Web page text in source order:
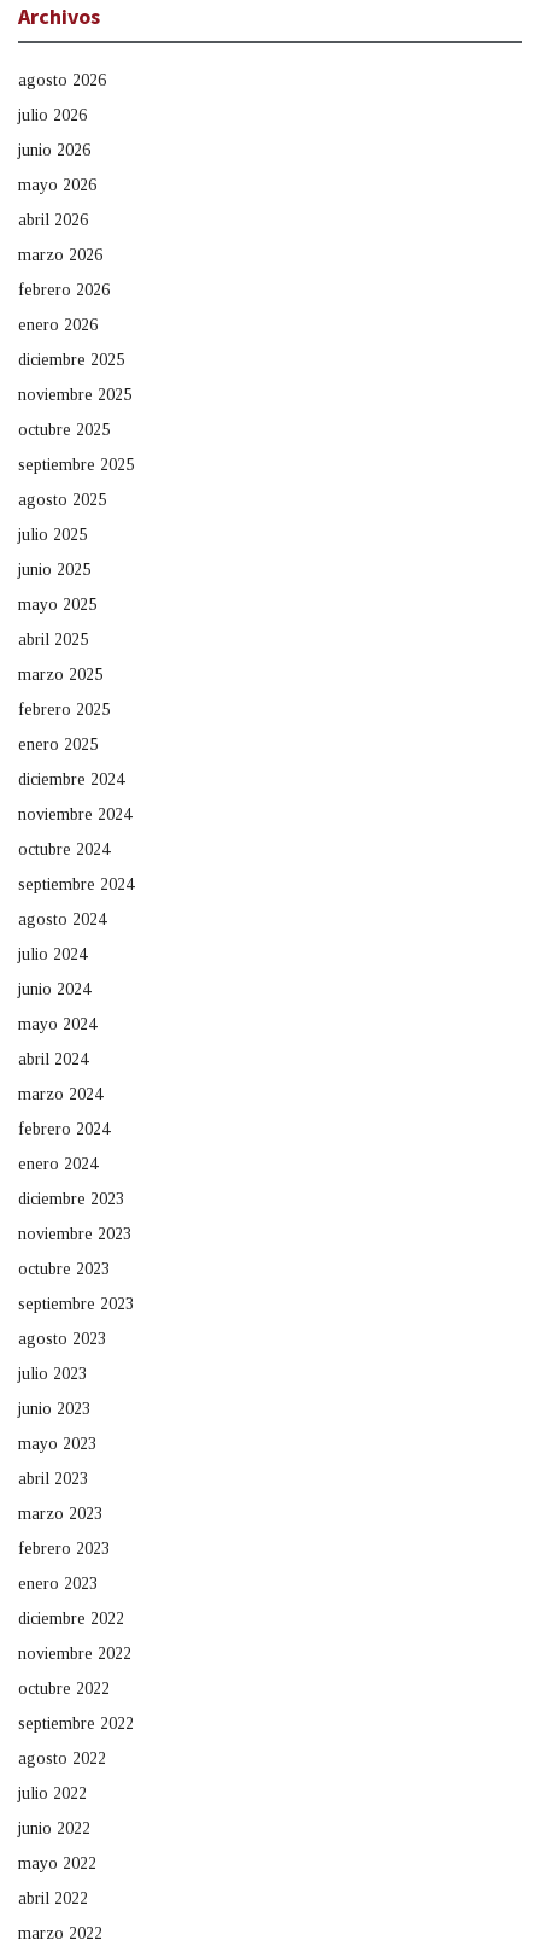
Archivos
agosto 2026
julio 2026
junio 2026
mayo 2026
abril 2026
marzo 2026
febrero 2026
enero 2026
diciembre 2025
noviembre 2025
octubre 2025
septiembre 2025
agosto 2025
julio 2025
junio 2025
mayo 2025
abril 2025
marzo 2025
febrero 2025
enero 2025
diciembre 2024
noviembre 2024
octubre 2024
septiembre 2024
agosto 2024
julio 2024
junio 2024
mayo 2024
abril 2024
marzo 2024
febrero 2024
enero 2024
diciembre 2023
noviembre 2023
octubre 2023
septiembre 2023
agosto 2023
julio 2023
junio 2023
mayo 2023
abril 2023
marzo 2023
febrero 2023
enero 2023
diciembre 2022
noviembre 2022
octubre 2022
septiembre 2022
agosto 2022
julio 2022
junio 2022
mayo 2022
abril 2022
marzo 2022